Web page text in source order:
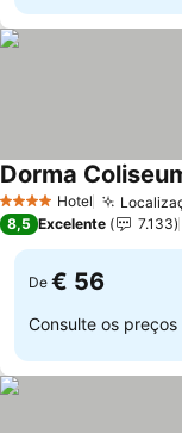
4 EstrelasHotel
Dorma
8,5 Excelente 7.133
De € 56
Consulte os preços